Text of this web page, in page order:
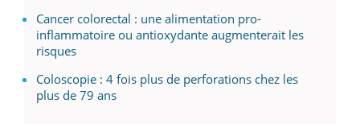
Cancer colorectal : une alimentation pro-
inflammatoire ou antioxydante augmenterait les
risques
Coloscopie : 4 fois plus de perforations chez les
plus de 79 ans